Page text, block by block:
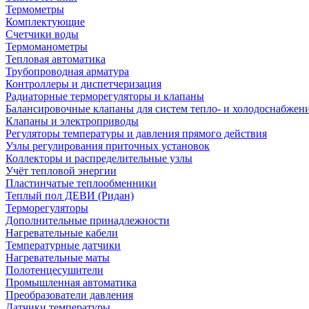
Термометры
Комплектующие
Счетчики воды
Термоманометры
Тепловая автоматика
Трубопроводная арматура
Контроллеры и диспетчеризация
Радиаторные терморегуляторы и клапаны
Балансировочные клапаны для систем тепло- и
Клапаны и электроприводы
Регуляторы температуры и давления прямого действия
Узлы регулирования приточных установок
Коллекторы и распределительные узлы
Учёт тепловой энергии
Пластинчатые теплообменники
Теплый пол ДЕВИ (Ридан)
Терморегуляторы
Дополнительные принадлежности
Нагревательные кабели
Температурные датчики
Нагревательные маты
Полотенцесушители
Промышленная автоматика
Преобразователи давления